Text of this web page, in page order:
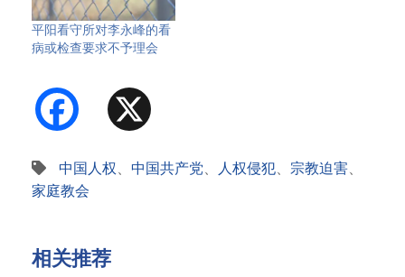
平阳看守所对李永峰的看
病或检查要求不予理会
Facebook
中国人权、 中国共产党、 人权侵犯、 宗教迫害、
家庭教会
相关推荐